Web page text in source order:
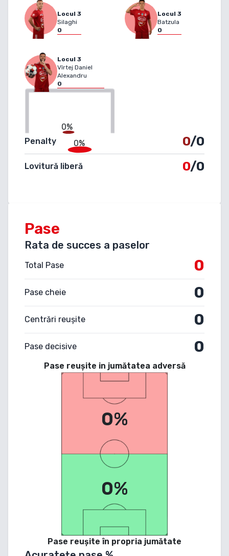
Locul 3
Silaghi
0
Locul 3
Batzula
0
Locul 3
Vîrtej Daniel
Alexandru
0
0%
0%
Penalty 0/0
Lovitură liberă 0/0
Pase
Rata de succes a paselor
Total Pase 0
Pase cheie 0
Centrări reușite 0
Pase decisive 0
Pase reușite in jumătatea adversă
0%
0%
Pase reușite în propria jumătate